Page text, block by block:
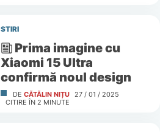
STIRI
Prima imagine cu
Xiaomi 15 Ultra
confirmă noul design
DE CĂTĂLIN NIȚU 27 / 01 / 2025
CITIRE ÎN 2 MINUTE